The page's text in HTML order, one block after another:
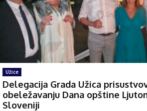
Užice
Delegacija Grada Užica
obeležavanju Dana opštine
Sloveniji